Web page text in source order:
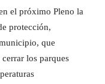
el próximo Pleno la
protección,
que
los parques